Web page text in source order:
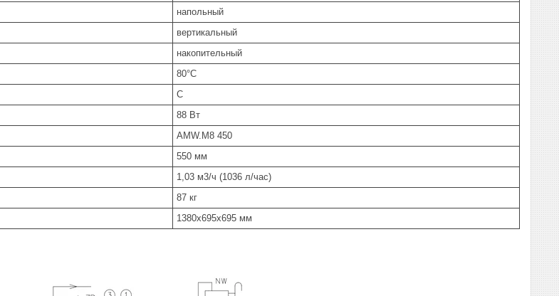
напольный
вертикальный
накопительный
80°С
С
88 Вт
AMW.M8 450
550 мм
1,03 м3/ч (1036 л/час)
87 кг
1380х695х695 мм